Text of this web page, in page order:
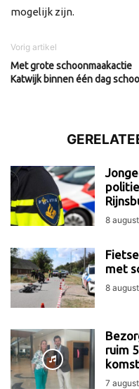
mogelijk zijn.
Vorig artikel
Met grote schoonmaakactie
Katwijk binnen één dag
8
met
8
ruim
7